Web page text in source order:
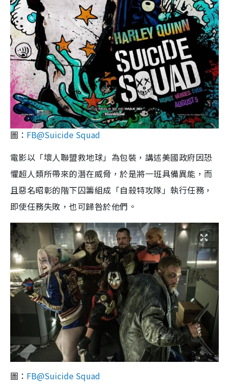
圖： FB@Suicide Squad
電影以「壞人聯盟救地球」為包裝，講述美國政府因恐
懼超人類所帶來的潛在威脅，於是將一班具備異能，而
且惡名昭彰的階下囚籌組成「自殺特攻隊」執行任務，
即使任務失敗，也可歸咎於他們。
圖： FB@Suicide Squad